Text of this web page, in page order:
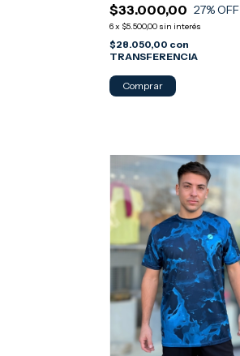
$33.000,00 27% OFF
6x $5.500,00 sin interés
$28.050,00 con
TRANSFERENCIA
Comprar